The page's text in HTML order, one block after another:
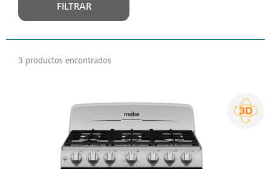
FILTRAR
3 productos encontrados